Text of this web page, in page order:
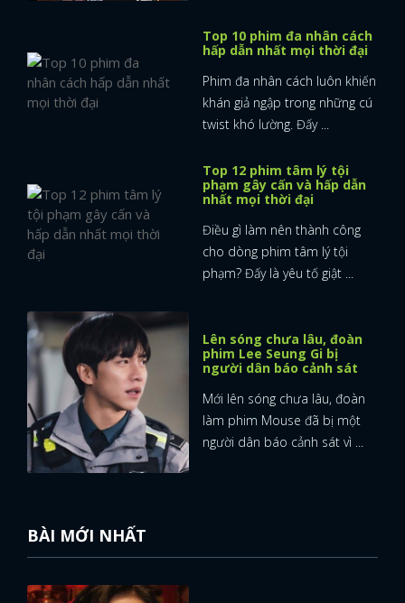
Top 10 phim đa nhân cách
hấp dẫn nhất mọi thời đại
Phim đa nhân cách luôn khiến
khán giả ngập trong những cú
twist khó lường. Đấy ...
Top 12 phim tâm lý tội
phạm gây cấn và hấp dẫn
nhất mọi thời đại
Điều gì làm nên thành công
cho dòng phim tâm lý tội
phạm? Đấy là yêu tố giật ...
Lên sóng chưa lâu, đoàn
phim Lee Seung Gi bị
người dân báo cảnh sát
Mới lên sóng chưa lâu, đoàn
làm phim Mouse đã bị một
người dân báo cảnh sát vì ...
BÀI MỚI NHẤT